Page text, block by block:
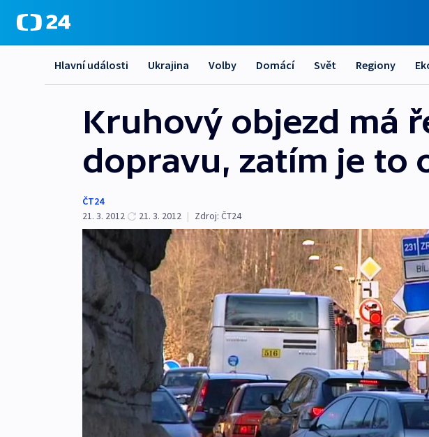
Hlavní události Ukrajina Volby Domácí Svět Regiony
Kruhový objezd má
dopravu, zatím je to
ČT24
21. 3. 2012
21. 3. 2012 | Zdroj: ČT24